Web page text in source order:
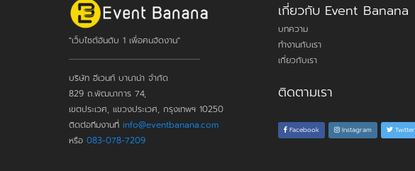
"เว็บไซต์อันดับ 1 เพื่อคนจัดงาน"
บริษัท อีเวนท์ บานาน่า จำกัด
829 ถ.พัฒนาการ 74,
เขตประเวศ, แขวงประเวศ, กรุงเทพฯ 10250
ติดต่อทีมงานที่ info@eventbanana.com
หรือ 083-078-7209
เกี่ยวกับ Event Banana
บทความ
ทำงานกับเรา
เกี่ยวกับเรา
ติดตามเรา
Facebook Instagram Twitter